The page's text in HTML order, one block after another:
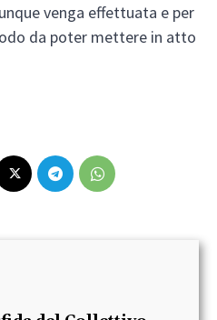
venga effettuata e per
da poter mettere in atto